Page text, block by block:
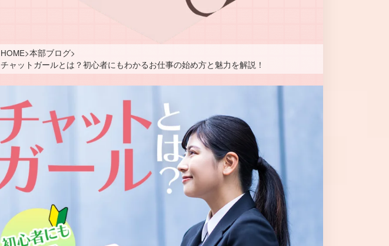
HOME>本部ブログ>
チャットガールとは？初心者にもわかるお仕事の始め方と魅力を解説！